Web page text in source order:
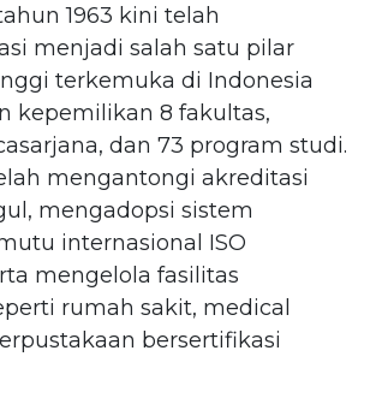
1963 kini telah
menjadi salah satu pilar
terkemuka di Indonesia
kepemilikan 8 fakultas,
dan 73 program studi.
mengantongi akreditasi
mengadopsi sistem
internasional ISO
mengelola fasilitas
rumah sakit, medical
bersertifikasi